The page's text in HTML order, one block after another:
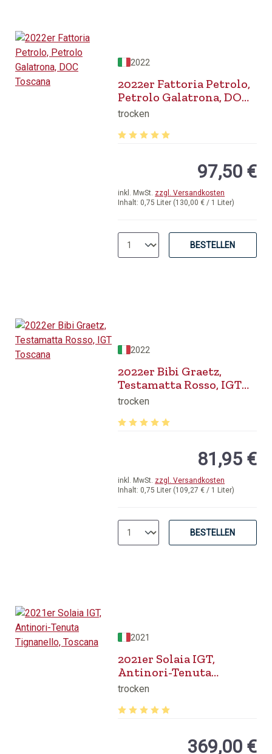
2022
2022er Fattoria Petrolo,
Petrolo Galatrona, DOC
Toscana
trocken
Inhalt: 0,75 Liter (130,00 € / 1 Liter)
inkl. MwSt. zzgl. Versandkosten
97,50 €
BESTELLEN
2022
2022er Bibi Graetz,
Testamatta Rosso, IGT
Toscana
trocken
Inhalt: 0,75 Liter (109,27 € / 1 Liter)
inkl. MwSt. zzgl. Versandkosten
81,95 €
BESTELLEN
2021
2021er Solaia IGT,
Antinori-Tenuta
Tignanello, Toscana
trocken
369,00 €